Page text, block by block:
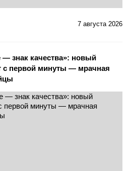
7 августа 2026
знак качества»: новый
с первой минуты — мрачная